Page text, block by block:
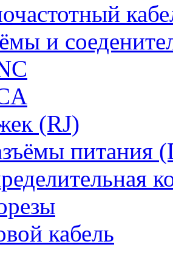
и
(RJ)
питания
кабель